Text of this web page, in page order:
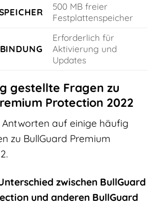
500 MB freier
Festplattenspeicher
Erforderlich für
Aktivierung und
Updates
gestellte Fragen zu
Protection 2022
Antworten auf einige häufig
zu BullGuard Premium
zwischen BullGuard
und anderen BullGuard